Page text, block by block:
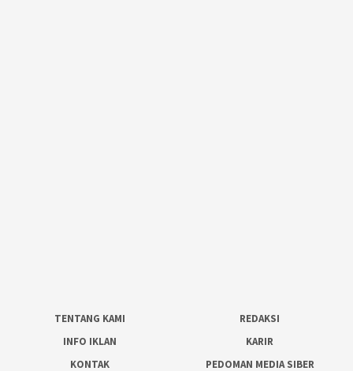
TENTANG KAMI
REDAKSI
INFO IKLAN
KARIR
KONTAK
PEDOMAN MEDIA SIBER